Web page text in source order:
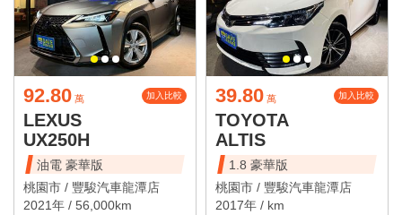
92.80 萬 加入比較
LEXUS
UX250H
油電 豪華版
桃園市 / 豐駿汽車龍潭店
2021年 / 56,000km
39.80 萬 加入比較
TOYOTA
ALTIS
1.8 豪華版
桃園市 / 豐駿汽車龍潭店
2017年 / km